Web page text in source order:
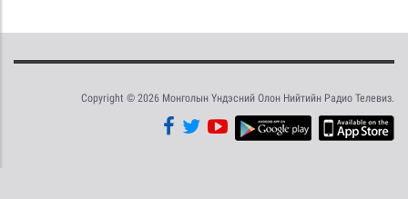
Copyright © 2026 Монголын Үндэсний Олон Нийтийн Радио Телевиз.